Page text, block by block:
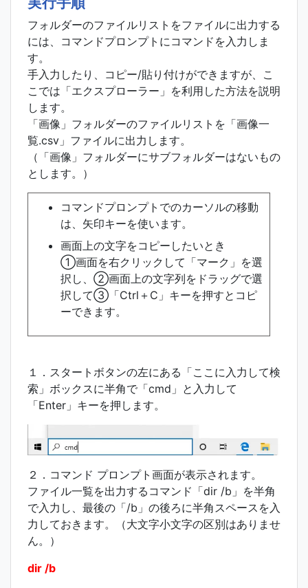
フォルダーのファイルリストをファイルに出力する
には、コマンドプロンプトにコマンドを入力しま
す。
手入力したり、コピー/貼り付けができますが、こ
こでは「エクスプローラー」を利用した方法を説明
します。
「画像」フォルダーのファイルリストを「画像一
覧.csv」ファイルに出力します。
（「画像」フォルダーにサブフォルダーはないもの
とします。）
コマンドプロンプトでのカーソルの移動
は、矢印キーを使います。
画面上の文字をコピーしたいとき
①画面を右クリックして「マーク」を選
択し、②画面上の文字列をドラッグで選
択して③「Ctrl＋C」キーを押すとコピ
ーできます。
１．スタートボタンの左にある「ここに入力して検
索」ボックスに半角で「cmd」と入力して
「Enter」キーを押します。
２．コマンド プロンプト画面が表示されます。
ファイル一覧を出力するコマンド「dir /b」を半角
で入力し、最後の「/b」の後ろに半角スペースを入
力しておきます。（大文字小文字の区別はありませ
ん。）
dir /b